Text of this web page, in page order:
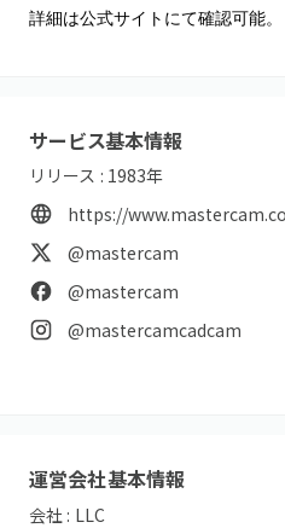
詳細は公式サイトにて確認可能。
サービス基本情報
リリース : 1983年
https://
@mastercam
@mastercam
@mastercamcadcam
運営会社基本情報
会社 : LLC